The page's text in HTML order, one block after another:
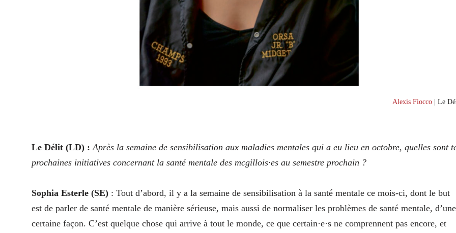
Alexis Fiocco | Le
Le Délit (LD) : Après la semaine de sensibilisation aux maladies mentales qui a eu lieu en octobre, quelles sont
prochaines initiatives concernant la santé mentale des mcgillois·es au semestre prochain ?
Sophia Esterle (SE) : Tout d’abord, il y a la semaine de sensibilisation à la santé mentale ce mois-ci, dont le but
est de parler de santé mentale de manière sérieuse, mais aussi de normaliser les problèmes de santé mentale, d’une
certaine façon. C’est quelque chose qui arrive à tout le monde, ce que certain·e·s ne comprennent pas encore, et